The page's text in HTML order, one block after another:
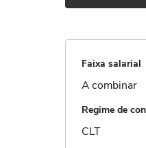
Faixa salarial
A combinar
Regime de
CLT